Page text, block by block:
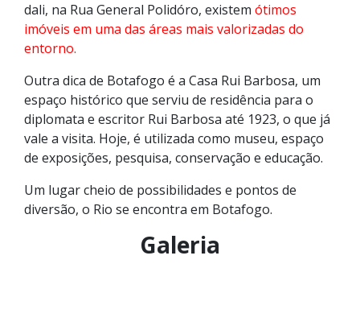
dali, na Rua General Polidóro, existem ótimos
imóveis em uma das áreas mais valorizadas do
entorno.
Outra dica de Botafogo é a Casa Rui Barbosa, um
espaço histórico que serviu de residência para o
diplomata e escritor Rui Barbosa até 1923, o que já
vale a visita. Hoje, é utilizada como museu, espaço
de exposições, pesquisa, conservação e educação.
Um lugar cheio de possibilidades e pontos de
diversão, o Rio se encontra em Botafogo.
Galeria